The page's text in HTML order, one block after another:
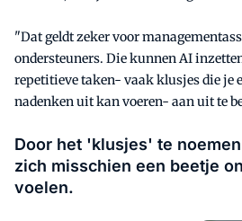
"Dat geldt zeker voor
ondersteuners. Die kunnen AI
repetitieve taken- vaak klusjes die je
nadenken uit kan voeren- aan uit te
Door het 'klusjes' te
zich misschien een beetje
voelen.